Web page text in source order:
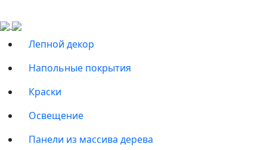
Лепной декор
Напольные покрытия
Краски
Освещение
Панели из массива дерева